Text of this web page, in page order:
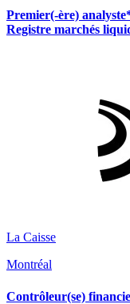
Premier(-ère)
Registre marchés
La Caisse
Montréal
Contrôleur(se)